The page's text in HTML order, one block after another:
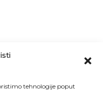
tehnologije poput